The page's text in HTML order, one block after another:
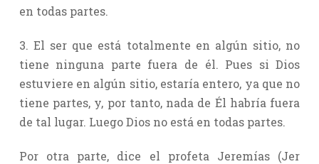
en todas partes.
3. El ser que está totalmente en algún sitio, no
tiene ninguna parte fuera de él. Pues si Dios
estuviere en algún sitio, estaría entero, ya que no
tiene partes, y, por tanto, nada de Él habría fuera
de tal lugar. Luego Dios no está en todas partes.
Por otra parte, dice el profeta Jeremías (Jer